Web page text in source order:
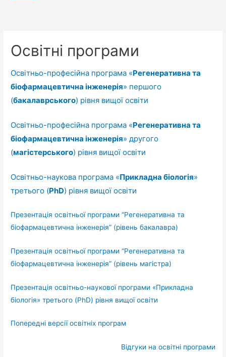
Освітні програми
Освітньо-професійна програма «Регенеративна та
біофармацевтична інженерія» першого
(бакалаврського) рівня вищої освіти
Освітньо-професійна програма «Регенеративна та
біофармацевтична інженерія» другого
(магістерського) рівня вищої освіти
Освітньо-наукова програма «Прикладна біологія»
третього (PhD) рівня вищої освіти
Презентація освітньої програми “Регенеративна та
біофармацевтична інженерія” (рівень бакалавра)
Презентація освітньої програми “Регенеративна та
біофармацевтична інженерія” (рівень магістра)
Презентація освітньо-наукової програми «Прикладна
біологія» третього (PhD) рівня вищої освіти
Попередні версії освітніх програм
Відгуки на освітні програми